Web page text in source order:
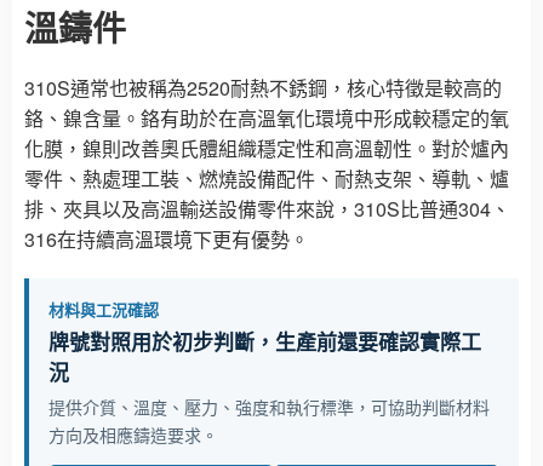
溫鑄件
310S通常也被稱為2520耐熱不銹鋼，核心特徵是較高的
鉻、鎳含量。鉻有助於在高溫氧化環境中形成較穩定的氧
化膜，鎳則改善奧氏體組織穩定性和高溫韌性。對於爐內
零件、熱處理工裝、燃燒設備配件、耐熱支架、導軌、爐
排、夾具以及高溫輸送設備零件來說，310S比普通304、
316在持續高溫環境下更有優勢。
材料與工況確認
牌號對照用於初步判斷，生產前還要確認實際工
況
提供介質、溫度、壓力、強度和執行標準，可協助判斷材料
方向及相應鑄造要求。